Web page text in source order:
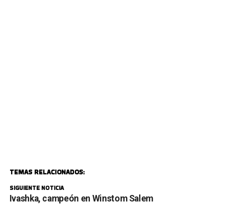
TEMAS RELACIONADOS:
SIGUIENTE NOTICIA
Ivashka, campeón en Winstom Salem